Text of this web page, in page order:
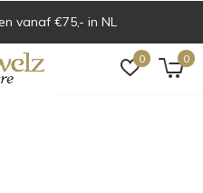
0 0
vanaf €75,- in NL